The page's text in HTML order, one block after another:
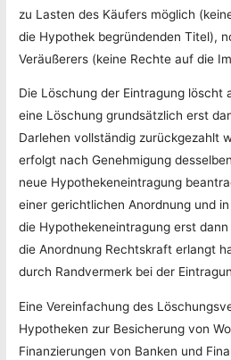
zu Lasten des Käufers möglich
die Hypothek begründenden Titel),
Veräußerers (keine Rechte auf die
Die Löschung der Eintragung löscht
eine Löschung grundsätzlich erst
Darlehen vollständig zurückgezahlt
erfolgt nach Genehmigung
neue Hypothekeneintragung
einer gerichtlichen Anordnung und
die Hypothekeneintragung erst
die Anordnung Rechtskraft erlangt
durch Randvermerk bei der
Eine Vereinfachung des
Hypotheken zur Besicherung von
Finanzierungen von Banken und